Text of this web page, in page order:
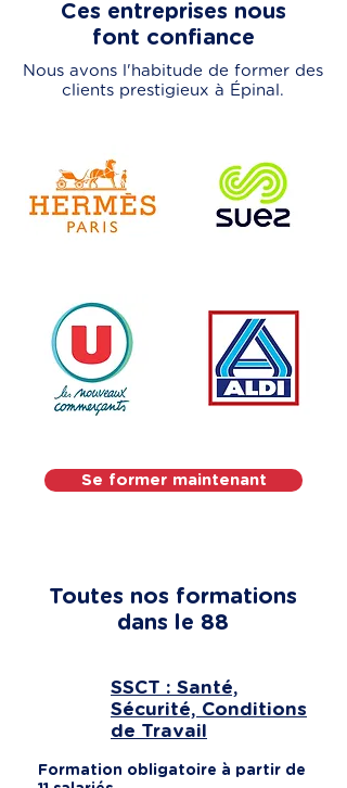
Ces entreprises nous
font confiance
Nous avons l'habitude de former des
clients prestigieux à Épinal.
Se former maintenant
Toutes nos formations
dans le 88
SSCT : Santé,
Sécurité, Conditions
de Travail
Formation obligatoire à partir de